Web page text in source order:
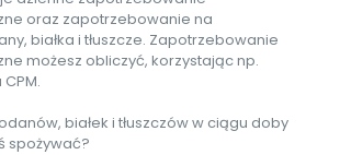
oraz zapotrzebowanie na
białka i tłuszcze. Zapotrzebowanie
możesz obliczyć, korzystając np.
białek i tłuszczów w ciągu doby
spożywać?